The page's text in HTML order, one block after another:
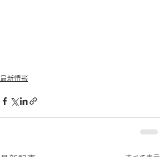
最新情報